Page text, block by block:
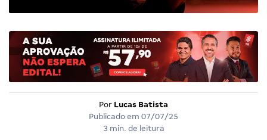
Por Lucas Batista
Publicado em 07/07/25
3 min. de leitura